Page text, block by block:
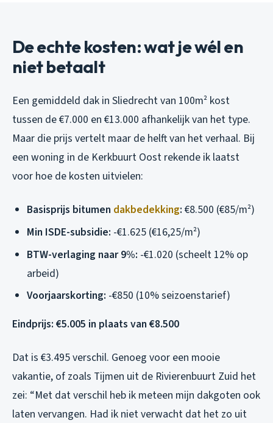
De echte kosten: wat je wél en
niet betaalt
Een gemiddeld dak in Sliedrecht van 100m² kost
tussen de €7.000 en €13.000 afhankelijk van het type.
Maar die prijs vertelt maar de helft van het verhaal. Bij
een woning in de Kerkbuurt Oost rekende ik laatst
voor hoe de kosten uitvielen:
Basisprijs bitumen dakbedekking: €8.500 (€85/m²)
Min ISDE-subsidie: -€1.625 (€16,25/m²)
BTW-verlaging naar 9%: -€1.020 (scheelt 12% op
arbeid)
Voorjaarskorting: -€850 (10% seizoenstarief)
Eindprijs: €5.005 in plaats van €8.500
Dat is €3.495 verschil. Genoeg voor een mooie
vakantie, of zoals Tijmen uit de Rivierenbuurt Zuid het
zei: “Met dat verschil heb ik meteen mijn dakgoten ook
laten vervangen. Had ik niet verwacht dat het zo uit